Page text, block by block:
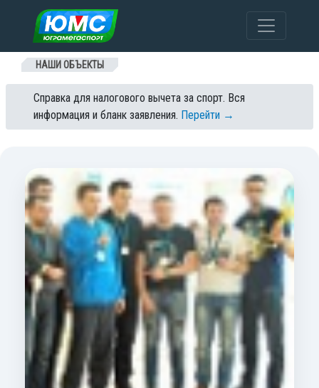
Перейти к содержанию
НАШИ ОБЪЕКТЫ
Справка для налогового вычета за спорт. Вся
информация и бланк заявления. Перейти →